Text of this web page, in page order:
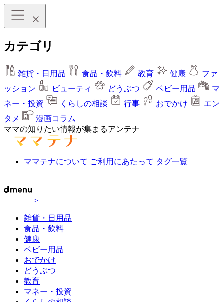
カテゴリ
雑貨・日用品 食品・飲料 教育 健康
ファ
ッション
ビューティ どうぶつ ベビー用品
マ
ネー・投資
くらしの相談 行事 おでかけ
エン
タメ
漫画コラム
ママの知りたい情報が集まるアンテナ
ママテナについて ご利用にあたって タグ一覧
>
雑貨・日用品
食品・飲料
健康
ベビー用品
おでかけ
どうぶつ
教育
マネー・投資